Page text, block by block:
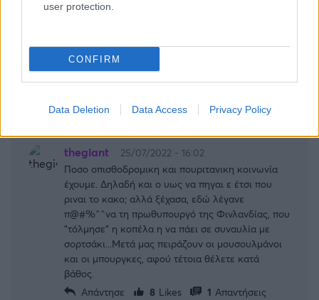
user protection.
CONFIRM
Data Deletion Data Access Privacy Policy
thegiant
25/07/2022 - 16:02
Ποσο οπισθοδρομικη και πουριτανικη κοινωνία
έχουμε. Δηλαδή και ο υως να πηγαι ε έτσι που
ριναι το κακο; αλλά ξέχασα, εδώ λέγανε
π@#%^^να τη πρωθυπουργό της Φινλανδίας, που
"τόλμησε" η κοπέλα η να πάει σε συναυλία με
σορτσάκι...Μετά μας πειράζουν οι μουσουλμάνοι
και οι μπουργκες, αφού τέτοια θέλετε κατά
βάθος.
Απάντησε
8 Likes 1 Απαντήσεις